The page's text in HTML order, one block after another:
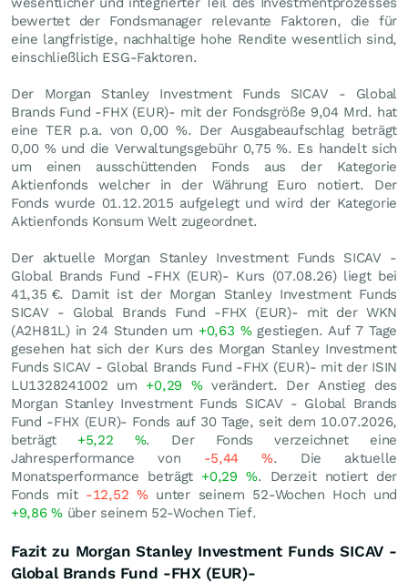
bewertet der Fondsmanager relevante Faktoren, die für
eine langfristige, nachhaltige hohe Rendite wesentlich sind,
einschließlich ESG-Faktoren.
Der Morgan Stanley Investment Funds SICAV - Global
Brands Fund -FHX (EUR)- mit der Fondsgröße 9,04 Mrd. hat
eine TER p.a. von 0,00 %. Der Ausgabeaufschlag beträgt
0,00 % und die Verwaltungsgebühr 0,75 %. Es handelt sich
um einen ausschüttenden Fonds aus der Kategorie
Aktienfonds welcher in der Währung Euro notiert. Der
Fonds wurde 01.12.2015 aufgelegt und wird der Kategorie
Aktienfonds Konsum Welt zugeordnet.
Der aktuelle Morgan Stanley Investment Funds SICAV -
Global Brands Fund -FHX (EUR)- Kurs (07.08.26) liegt bei
41,35 €. Damit ist der Morgan Stanley Investment Funds
SICAV - Global Brands Fund -FHX (EUR)- mit der WKN
(A2H81L) in 24 Stunden um +0,63 %gestiegen. Auf 7 Tage
gesehen hat sich der Kurs des Morgan Stanley Investment
Funds SICAV - Global Brands Fund -FHX (EUR)- mit der ISIN
LU1328241002 um +0,29 %verändert. Der Anstieg des
Morgan Stanley Investment Funds SICAV - Global Brands
Fund -FHX (EUR)- Fonds auf 30 Tage, seit dem 10.07.2026,
beträgt +5,22 %. Der Fonds verzeichnet eine
Jahresperformance von -5,44%. Die aktuelle
Monatsperformance beträgt +0,29 %. Derzeit notiert der
Fonds mit -12,52 %unter seinem 52-Wochen Hoch und
+9,86%über seinem 52-Wochen Tief.
Fazit zu Morgan Stanley Investment Funds SICAV -
Global Brands Fund -FHX (EUR)-